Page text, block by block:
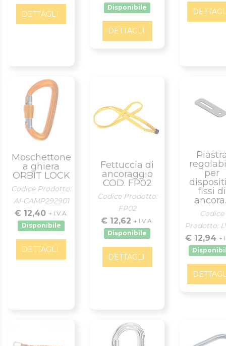
DETTAGLI
Disponibile
DETTAGLI
Moschettone
a ghiera
ORBIT LOCK
Codice Prodotto:
AI-CAMP292901
€ 12,40 + I.V.A.
Disponibile
DETTAGLI
Fettuccia di
ancoraggio
COD. FP02
Codice Prodotto:
FP02
€ 12,62 + I.V.A.
Disponibile
DETTAGLI
per
fissi di
Codice
Prodotto:
€ 12,94 +